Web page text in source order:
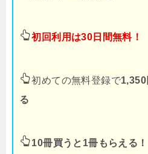
初回利用は30日間無料！
初めての無料登録で1,350
る
10冊買うと1冊もらえる！